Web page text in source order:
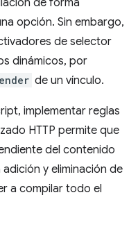
opción. Sin embargo,
de selector
dinámicos, por
de un vínculo.
implementar reglas
HTTP permite que
del contenido
y eliminación de
a compilar todo el